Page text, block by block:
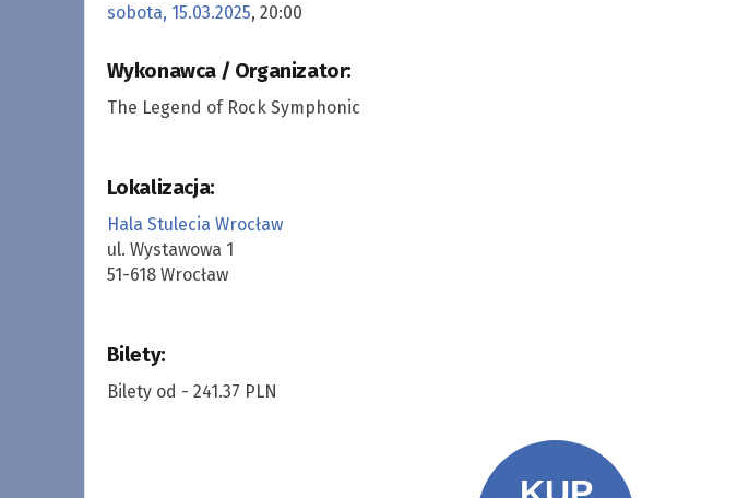
sobota, 15.03.2025, 20:00
Wykonawca / Organizator:
The Legend of Rock Symphonic
Lokalizacja:
Hala Stulecia Wrocław
ul. Wystawowa 1
51-618 Wrocław
Bilety:
Bilety od - 241.37 PLN